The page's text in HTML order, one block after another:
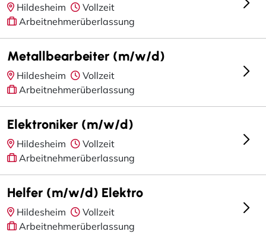
Hildesheim
Vollzeit
Arbeitnehmerüberlassung
Metallbearbeiter (m/w/d)
Hildesheim
Vollzeit
Arbeitnehmerüberlassung
Elektroniker (m/w/d)
Hildesheim
Vollzeit
Arbeitnehmerüberlassung
Helfer (m/w/d) Elektro
Hildesheim
Vollzeit
Arbeitnehmerüberlassung